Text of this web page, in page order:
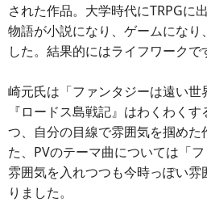
された作品。大学時代にTRPGに
物語が小説になり、ゲームになり
した。結果的にはライフワークで
崎元氏は「ファンタジーは遠い世
『ロードス島戦記』はわくわく
つ、自分の目線で雰囲気を掴めた
た、PVのテーマ曲については「
雰囲気を入れつつも今時っぽい
りました。